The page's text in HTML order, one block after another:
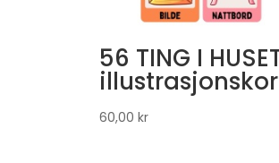
56 TING I
60,00 kr